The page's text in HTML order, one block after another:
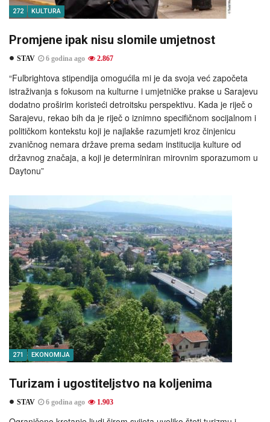
272 KULTURA
Promjene ipak nisu slomile umjetnost
STAV 6 godina ago 2.867
“Fulbrightova stipendija omogućila mi je da svoja već započeta
istraživanja s fokusom na kulturne i umjetničke prakse u Sarajevu
dodatno proširim koristeći detroitsku perspektivu. Kada je riječ o
Sarajevu, rekao bih da je riječ o iznimno specifičnom socijalnom i
političkom kontekstu koji je najlakše razumjeti kroz činjenicu
zvaničnog nemara države prema sedam institucija kulture od
državnog značaja, a koji je determiniran mirovnim sporazumom u
Daytonu”
271 EKONOMIJA
Turizam i ugostiteljstvo na koljenima
STAV 6 godina ago 1.903